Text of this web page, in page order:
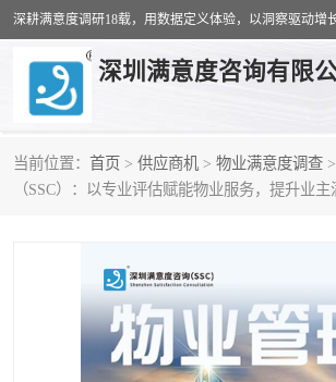
深圳满意度咨询有限
当前位置： 首页 > 供应商机 > 物业满意度调查
（SSC）：以专业评估赋能物业服务，提升业主
物业满意度调查 旅游景
公共事务满意度调查 餐饮业
营商环境满意度 员工满